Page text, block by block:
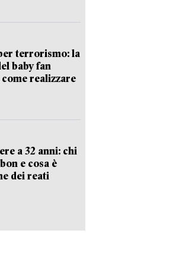
terrorismo: la
baby fan
come realizzare
a 32 anni: chi
e cosa è
dei reati